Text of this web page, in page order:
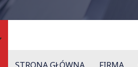
STRONA GŁÓWNA FIRMA